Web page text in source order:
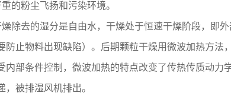
的粉尘飞扬和污染环境。
燥除去的湿分是自由水，干燥处于恒速干燥阶段，
防止物料出现缺陷）。后期颗粒干燥用微波加热方
内部条件控制，微波加热的特点改变了传热传质动
被排湿风机排出。